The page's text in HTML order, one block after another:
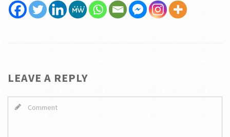
LEAVE A REPLY